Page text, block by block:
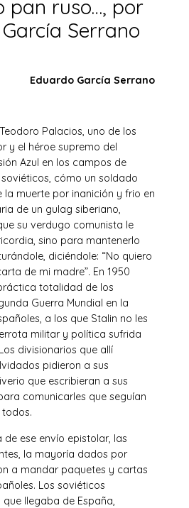
pan ruso…, por
Serrano
Eduardo García Serrano
Palacios, uno de los
y el héroe supremo del
Azul en los campos de
cómo un soldado
la muerte por inanición y frio en
de un gulag siberiano,
su verdugo comunista le
sino para mantenerlo
diciéndole: “No quiero
de mi madre”. En 1950
totalidad de los
Guerra Mundial en la
a los que Stalin no les
militar y política sufrida
divisionarios que allí
pidieron a sus
que escribieran a sus
comunicarles que seguían
todos.
ese envío epistolar, las
la mayoría dados por
a mandar paquetes y cartas
Los soviéticos
llegaba de España,